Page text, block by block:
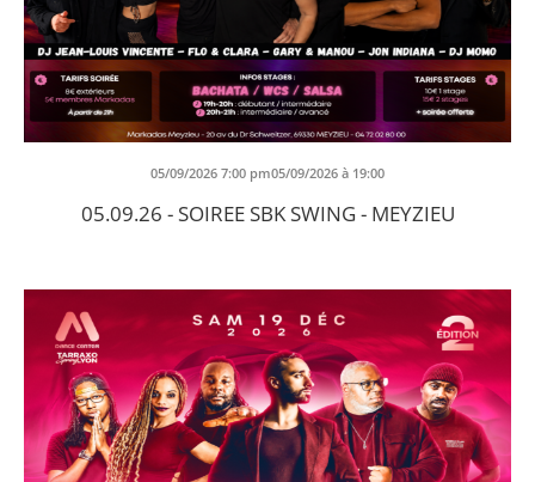
05/09/2026 7:00 pm05/09/2026 à 19:00
05.09.26 - SOIREE SBK SWING - MEYZIEU